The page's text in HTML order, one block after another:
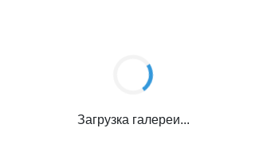
Загрузка галереи...